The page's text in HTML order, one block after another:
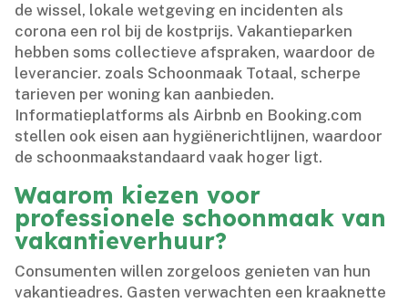
de wissel, lokale wetgeving en incidenten als
corona een rol bij de kostprijs.​ Vakantieparken
hebben soms collectieve afspraken, waardoor de
leverancier.​ zoals Schoonmaak Totaal, scherpe
tarieven per woning kan aanbieden.​
Informatieplatforms als Airbnb en Booking.​com
stellen ook eisen aan hygiënerichtlijnen, waardoor
de schoonmaakstandaard vaak hoger ligt.​
Waarom kiezen voor
professionele schoonmaak van
vakantieverhuur?
Consumenten willen zorgeloos genieten van hun
vakantieadres.​ Gasten verwachten een kraaknette